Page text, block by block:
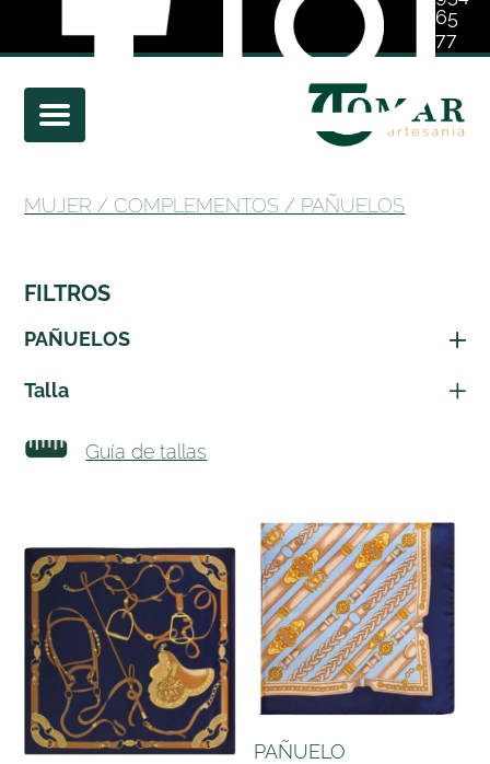
65
77
01
MUJER /COMPLEMENTOS / PAÑUELOS
FILTROS
PAÑUELOS
Talla
Guía de tallas
PAÑUELO